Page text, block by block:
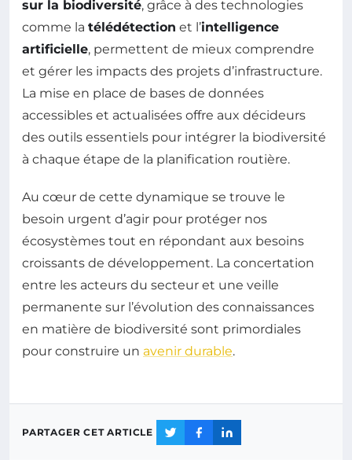
sur la biodiversité, grâce à des technologies
comme la télédétection et l’intelligence
artificielle, permettent de mieux comprendre
et gérer les impacts des projets d’infrastructure.
La mise en place de bases de données
accessibles et actualisées offre aux décideurs
des outils essentiels pour intégrer la biodiversité
à chaque étape de la planification routière.
Au cœur de cette dynamique se trouve le
besoin urgent d’agir pour protéger nos
écosystèmes tout en répondant aux besoins
croissants de développement. La concertation
entre les acteurs du secteur et une veille
permanente sur l’évolution des connaissances
en matière de biodiversité sont primordiales
pour construire un avenir durable.
PARTAGER CET ARTICLE